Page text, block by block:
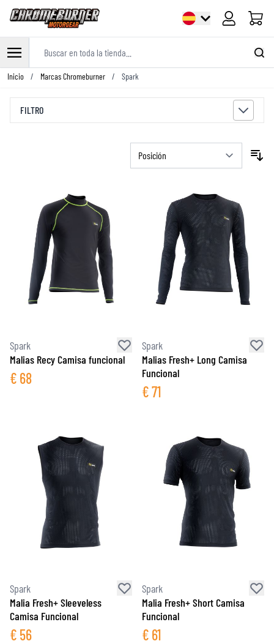
Ir al contenido
Inicio / Marcas Chromeburner / Spark
FILTRO
Spark
Malias Recy Camisa funcional
€ 68
Spark
Malias Fresh+ Long Camisa
Funcional
€71
Spark
Malia Fresh+ Sleeveless
Camisa Funcional
€ 56
Spark
Malia Fresh+ Short Camisa
Funcional
€ 61